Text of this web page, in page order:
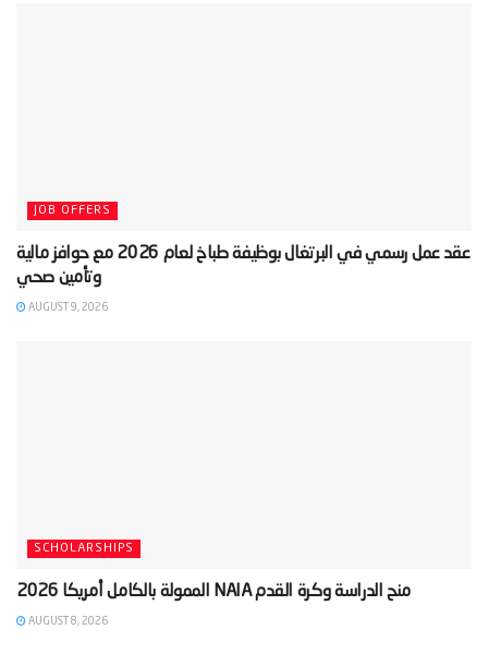
JOB OFFERS
‫عقد عمل رسمي في البرتغال بوظيفة طباخ لعام 2026 مع حوافز مالية
وتأمين صحي‬
AUGUST 9, 2026
SCHOLARSHIPS
‫منح الدراسة وكرة القدم NAIA الممولة بالكامل أمريكا 2026‬
AUGUST 8, 2026